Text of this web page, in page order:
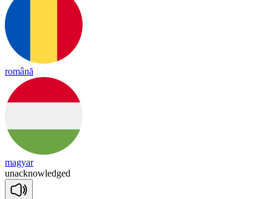
română
magyar
unacknowledged